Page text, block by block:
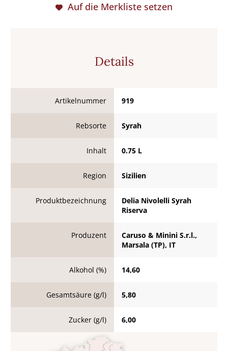
Auf die Merkliste setzen
Details
Artikelnummer 919
Rebsorte Syrah
Inhalt 0.75 L
Region Sizilien
Produktbezeichnung
Delia Nivolelli Syrah
Riserva
Produzent
Caruso & Minini S.r.l.,
Marsala (TP), IT
Alkohol (%) 14,60
Gesamtsäure (g/l) 5,80
Zucker (g/l) 6,00